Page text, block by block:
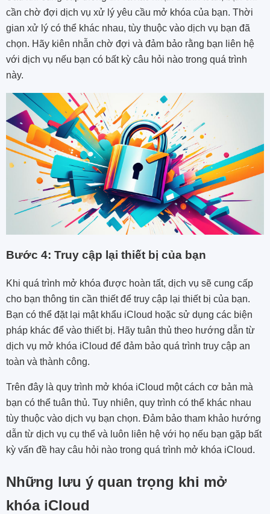
cần chờ đợi dịch vụ xử lý yêu cầu mở khóa của bạn. Thời
gian xử lý có thể khác nhau, tùy thuộc vào dịch vụ bạn đã
chọn. Hãy kiên nhẫn chờ đợi và đảm bảo rằng bạn liên hệ
với dịch vụ nếu bạn có bất kỳ câu hỏi nào trong quá trình
này.
Bước 4: Truy cập lại thiết bị của bạn
Khi quá trình mở khóa được hoàn tất, dịch vụ sẽ cung cấp
cho bạn thông tin cần thiết để truy cập lại thiết bị của bạn.
Bạn có thể đặt lại mật khẩu iCloud hoặc sử dụng các biện
pháp khác để vào thiết bị. Hãy tuân thủ theo hướng dẫn từ
dịch vụ mở khóa iCloud để đảm bảo quá trình truy cập an
toàn và thành công.
Trên đây là quy trình mở khóa iCloud một cách cơ bản mà
bạn có thể tuân thủ. Tuy nhiên, quy trình có thể khác nhau
tùy thuộc vào dịch vụ bạn chọn. Đảm bảo tham khảo hướng
dẫn từ dịch vụ cụ thể và luôn liên hệ với họ nếu bạn gặp bất
kỳ vấn đề hay câu hỏi nào trong quá trình mở khóa iCloud.
Những lưu ý quan trọng khi mở
khóa iCloud